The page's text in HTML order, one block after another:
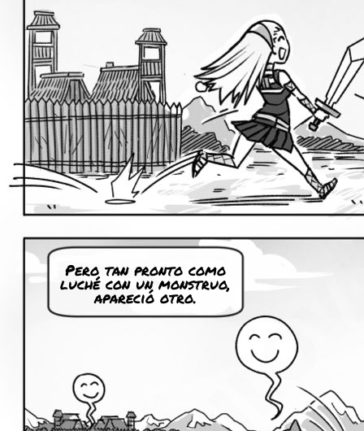
Pero tan pronto como
luché con un monstruo,
apareció otro.